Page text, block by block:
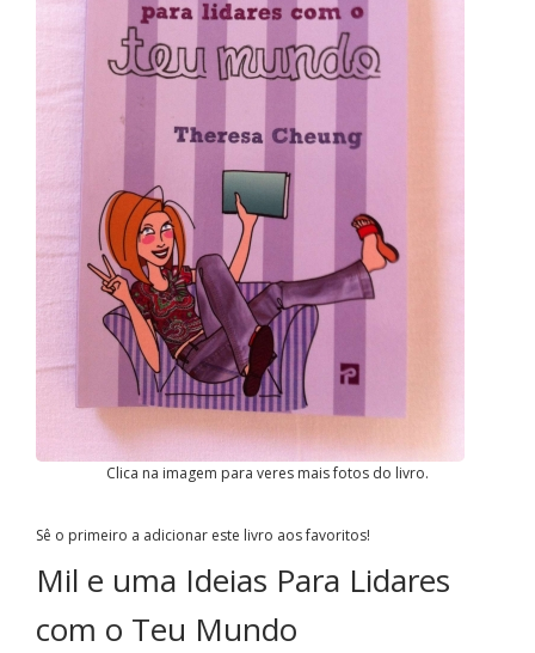
Clica na imagem para veres mais fotos do livro.
Sê o primeiro a adicionar este livro aos favoritos!
Mil e uma Ideias Para Lidares
com o Teu Mundo